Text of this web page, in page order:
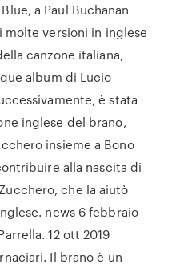
a Paul Buchanan
versioni in inglese
canzone italiana,
album di Lucio
è stata
inglese del brano,
insieme a Bono
alla nascita di
che la aiutò
news 6 febbraio
12 ott 2019
Il brano è un